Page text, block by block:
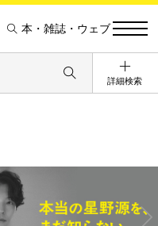
本・雑誌・ウェブ
詳細検索